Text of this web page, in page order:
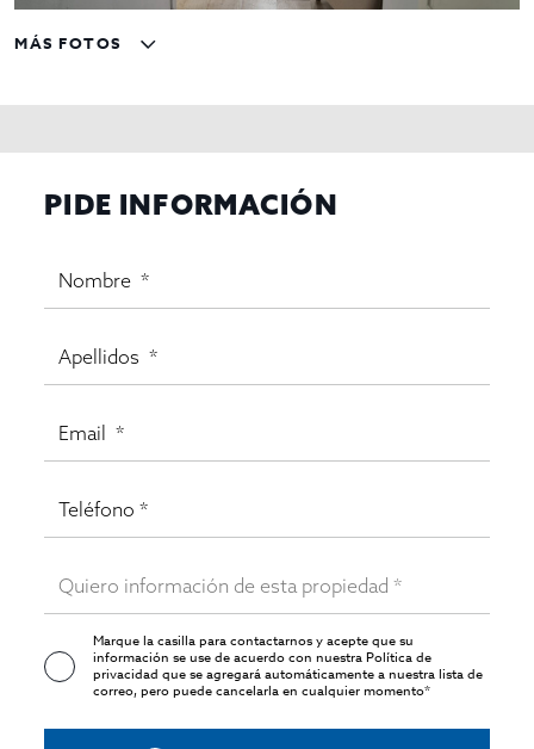
MÁS FOTOS
PIDE INFORMACIÓN
Marque la casilla para contactarnos y acepte que su
información se use de acuerdo con nuestraPolítica de
privacidadque se agregará automáticamente a nuestra lista de
correo, pero puede cancelarla en cualquier momento*